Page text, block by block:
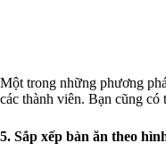
Một trong những phương
các thành viên. Bạn cũng
5. Sắp xếp bàn ăn theo